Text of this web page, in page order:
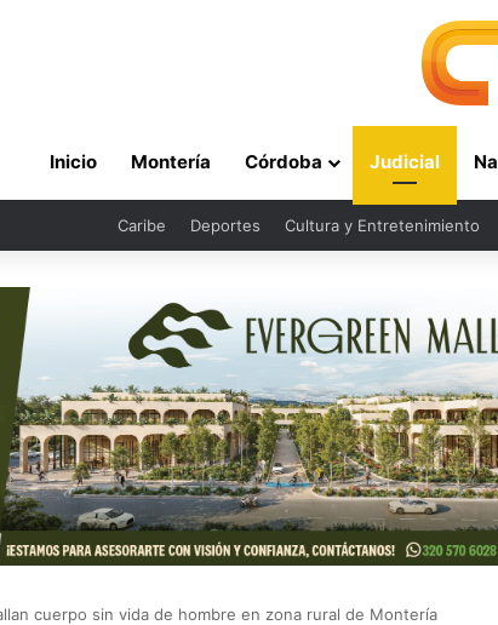
Inicio Montería Córdoba Judicial
Caribe Deportes Cultura y Entretenimiento
cuerpo sin vida de hombre en zona rural de Montería